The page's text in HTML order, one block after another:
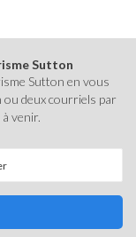
Sutton
Sutton en vous
deux courriels par
venir.